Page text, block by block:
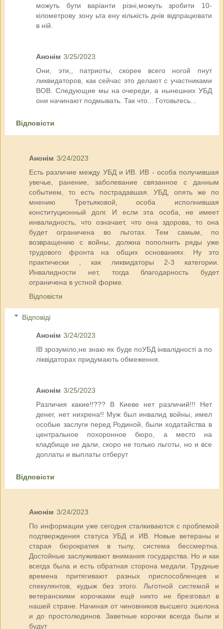
можуть бути варіанти різні,можуть зробити 10-
кілометрову зону ьта ену кількість днів відпрацювати
в ній.
Анонім 3/25/2023
Они, эти,, патриоты, скорее всего ногой пнут
ликвидаторов, как сейчас это делают с участниками
ВОВ. Следующие мы на очереди, а нынешних УБД
они начинают подмывать. Так что... Готовьтесь...
Відповісти
Анонім 3/24/2023
Есть различие между УБД и ИВ. ИВ - особа получившая
увечье, ранение, заболевание связанное с данным
событием, то есть пострадавшая. УБД, опять же по
мнению Третьяковой, особа исполнившая
конституционный долг. И если эта особа, не имеет
инвалидность, что означает, что она здорова, то она
будет ограничена во льготах. Тем самым, по
возвращению с войны, должна пополнить ряды уже
трудового фронта на общих основаниях. Ну это
практически , как ликвидаторы 2-3 категории.
Инвалидности нет, тогда благодарность будет
ограничена в устной форме.
Відповісти
Відповіді
Анонім 3/24/2023
ІВ зрозуміло,не знаю як буде поУБД інвалідності а по
ліквідаторах придумають обмеження.
Анонім 3/25/2023
Различия какие!!??? В Киеве нет различий!!! Нет
денег, нет нихрена!! Муж был инвалид войны, имел
особые заслуги перед Родиной, были ходатайства в
центральное похоронное бюро, а место на
кладбище не дали, скоро не только льготы, но и все
доплаты и выплаты отберут
Відповісти
Анонім 3/24/2023
По информации уже сегодня сталкиваются с проблемой
подтверждения статуса УБД и ИВ. Новые ветераны и
старая бюрократия в тылу, система бессмертна.
Достойные заслуживают внимания государства. Но и как
всегда была и есть обратная сторона медали. Трудные
времена притягивают разных приспособленцев и
спекулянтов, кудыж без этого. Льготной системой и
ветеранскими корочками ещё никто не брезговал в
нашей стране. Начиная от чиновников высшего эшелона
и до простолюдинов. Заветные корочки всегда были и
будут